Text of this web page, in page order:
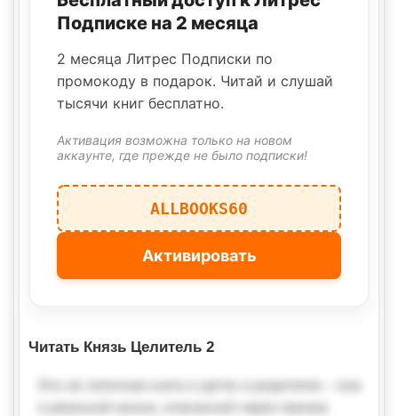
Подписке на 2 месяца
2 месяца Литрес Подписки по
промокоду в подарок. Читай и слушай
тысячи книг бесплатно.
Активация возможна только на новом
аккаунте, где прежде не было подписки!
ALLBOOKS60
Активировать
Читать Князь Целитель 2